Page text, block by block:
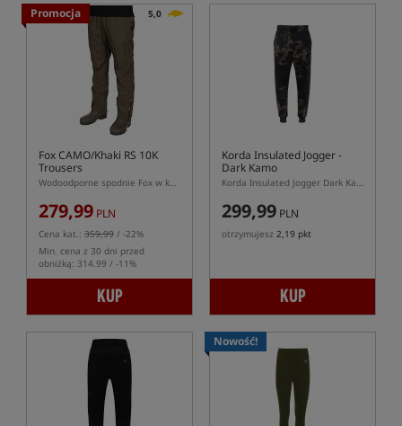
Promocja 5,0
Fox CAMO/Khaki RS 10K
Trousers
Wodoodporne spodnie Fox w kolorze CAMO/Khaki
279,99 PLN
Cena kat.: 359,99 / -22%
Min. cena z 30 dni przed
obniżką: 314.99 / -11%
KUP
Korda Insulated Jogger -
Dark Kamo
Korda Insulated Jogger Dark Kamo – ocieplane spodnie karpiowe
299,99 PLN
otrzymujesz 2,19 pkt
KUP
Nowość!